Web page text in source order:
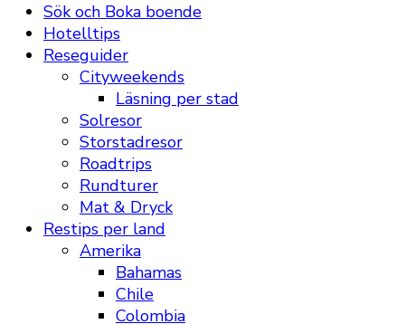
Sök och Boka boende
Hotelltips
Reseguider
Cityweekends
Läsning per stad
Solresor
Storstadresor
Roadtrips
Rundturer
Mat & Dryck
Restips per land
Amerika
Bahamas
Chile
Colombia